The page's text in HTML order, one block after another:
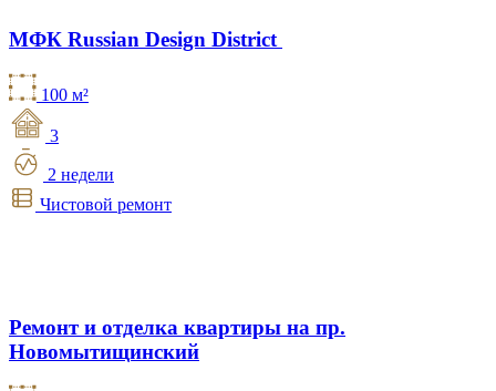
МФК Russian Design District
100 м²
3
2 недели
Чистовой ремонт
Ремонт и отделка квартиры на пр.
Новомытищинский